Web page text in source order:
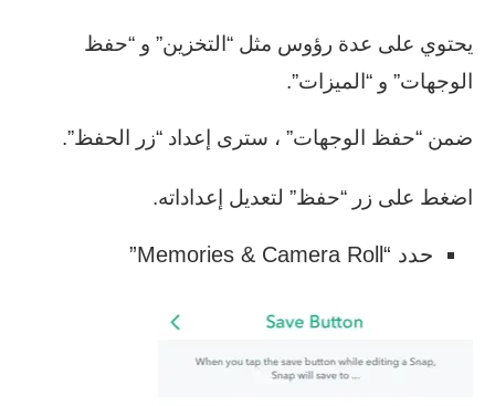
يحتوي على عدة رؤوس مثل “التخزين” و “حفظ
الوجهات” و “الميزات”.
ضمن “حفظ الوجهات” ، سترى إعداد “زر الحفظ”.
اضغط على زر “حفظ” لتعديل إعداداته.
حدد “Memories & Camera Roll”